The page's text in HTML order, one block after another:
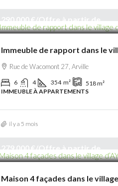
290 000 €/Offre à partir de
Immeuble de rapport dans le
Rue de Wacomont 27, Arville
6 4 354 m² 518m²
IMMEUBLE À APPARTEMENTS
il y a 5 mois
279 000 €/Offre à partir de
Maison 4 façades dans le village